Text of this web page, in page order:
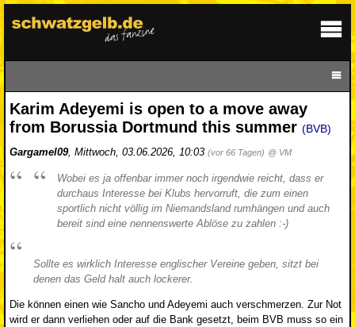
Karim Adeyemi is open to a move away
from Borussia Dortmund this summer (BVB)
Gargamel09, Mittwoch, 03.06.2026, 10:03 (vor 66 Tagen) @ VM
Wobei es ja offenbar immer noch irgendwie reicht, dass er
durchaus Interesse bei Klubs hervorruft, die zum einen
sportlich nicht völlig im Niemandsland rumhängen und auch
bereit sind eine nennenswerte Ablöse zu zahlen :-)
Sollte es wirklich Interesse englischer Vereine geben, sitzt bei
denen das Geld halt auch lockerer.
Die können einen wie Sancho und Adeyemi auch verschmerzen. Zur Not
wird er dann verliehen oder auf die Bank gesetzt, beim BVB muss so ein